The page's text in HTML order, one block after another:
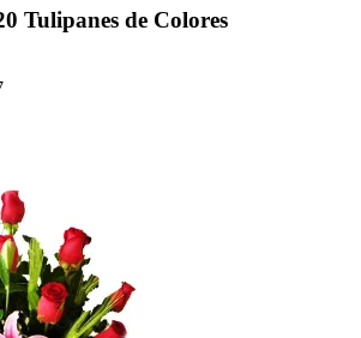
Tulipanes de Colores